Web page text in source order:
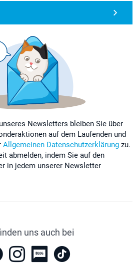
Newsletters bleiben Sie über
auf dem Laufenden und
Allgemeinen Datenschutzerklärung zu.
abmelden, indem Sie auf den
in jedem unserer Newsletter
uns auch bei